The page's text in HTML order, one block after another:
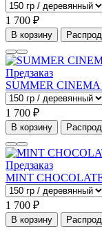
1 700 ₽
В корзину
Предзаказ
SUMMER CINEMA
1 700 ₽
В корзину
Предзаказ
MINT CHOCOLATE
1 700 ₽
В корзину